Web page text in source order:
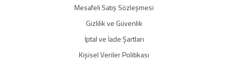
Mesafeli Satış Sözleşmesi
Gizlilik ve Güvenlik
İptal ve İade Şartları
Kişisel Veriler Politikası